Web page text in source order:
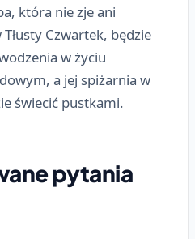
która nie zje ani
Czwartek, będzie
w życiu
a jej spiżarnia w
świecić pustkami.
pytania